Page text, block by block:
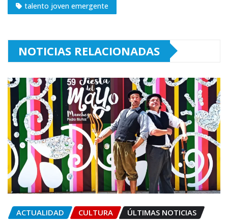
talento joven emergente
NOTICIAS RELACIONADAS
ACTUALIDAD CULTURA ÚLTIMAS NOTICIAS